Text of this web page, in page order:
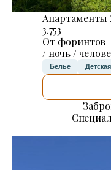
Апартаменты
3.753
От форинтов
/ ночь /
Белье